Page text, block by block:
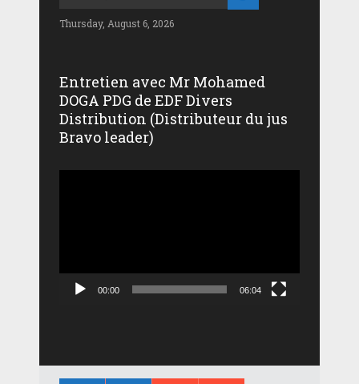
Thursday, August 6, 2026
Entretien avec Mr Mohamed
DOGA PDG de EDF Divers
Distribution (Distributeur du jus
Bravo leader)
00:00 06:04